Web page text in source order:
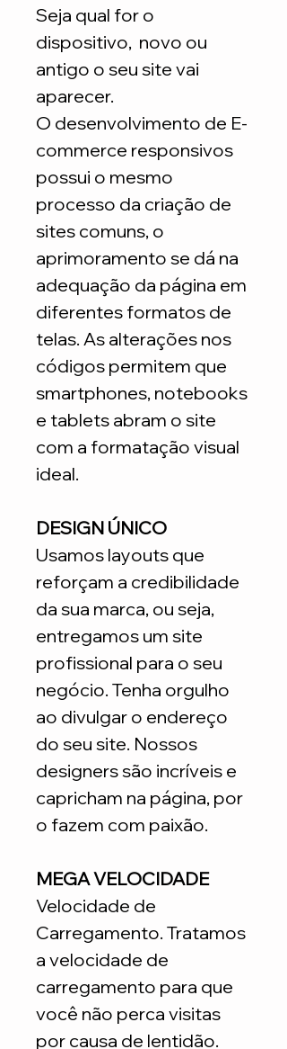
Seja qual for o
dispositivo, novo ou
antigo o seu site vai
aparecer.
O desenvolvimento de E-
commerce responsivos
possui o mesmo
processo da criação de
sites comuns, o
aprimoramento se dá na
adequação da página em
diferentes formatos de
telas. As alterações nos
códigos permitem que
smartphones, notebooks
e tablets abram o site
com a formatação visual
ideal.
DESIGN ÚNICO
Usamos layouts que
reforçam a credibilidade
da sua marca, ou seja,
entregamos um site
profissional para o seu
negócio. Tenha orgulho
ao divulgar o endereço
do seu site. Nossos
designers são incríveis e
capricham na página, por
o fazem com paixão.
MEGA VELOCIDADE
Velocidade de
Carregamento. Tratamos
a velocidade de
carregamento para que
você não perca visitas
por causa de lentidão.